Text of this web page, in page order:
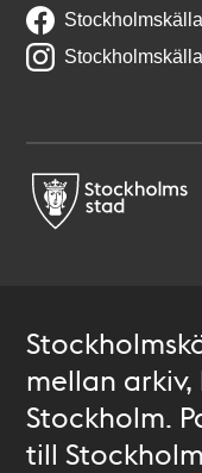
mellan
Stockholm.
till